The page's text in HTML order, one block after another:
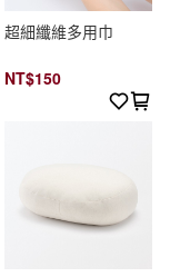
超細纖維多用巾
NT$150